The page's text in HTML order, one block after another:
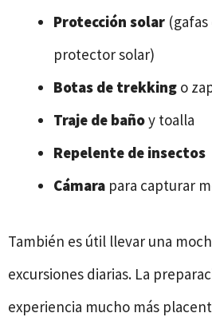
Protección solar
protector solar)
Botas de trekking o
Traje de bañoy toalla
Repelente de insectos
Cámara para capturar
También es útil llevar una
excursiones diarias. La
experiencia mucho más